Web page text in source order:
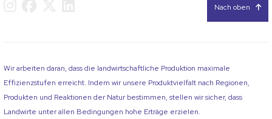
Nach oben
Wir arbeiten daran, dass die landwirtschaftliche Produktion maximale
Effizienzstufen erreicht. Indem wir unsere Produktvielfalt nach Regionen,
Produkten und Reaktionen der Natur bestimmen, stellen wir sicher, dass
Landwirte unter allen Bedingungen hohe Erträge erzielen.